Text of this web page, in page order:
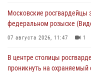
Московские росгвардейцы
федеральном розыске
07 августа 2026, 11:47 1
В центре столицы
проникнуть на